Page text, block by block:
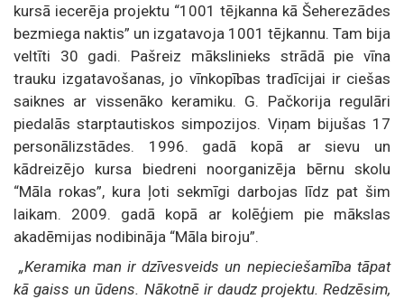
kursā iecerēja projektu “1001 tējkanna kā Šeherezādes
bezmiega naktis” un izgatavoja 1001 tējkannu. Tam bija
veltīti 30 gadi. Pašreiz mākslinieks strādā pie vīna
trauku izgatavošanas, jo vīnkopības tradīcijai ir ciešas
saiknes ar vissenāko keramiku. G. Pačkorija regulāri
piedalās starptautiskos simpozijos. Viņam bijušas 17
personālizstādes. 1996. gadā kopā ar sievu un
kādreizējo kursa biedreni noorganizēja bērnu skolu
“Māla rokas”, kura ļoti sekmīgi darbojas līdz pat šim
laikam. 2009. gadā kopā ar kolēģiem pie mākslas
akadēmijas nodibināja “Māla biroju”.
„Keramika man ir dzīvesveids un nepieciešamība tāpat
kā gaiss un ūdens. Nākotnē ir daudz projektu. Redzēsim,